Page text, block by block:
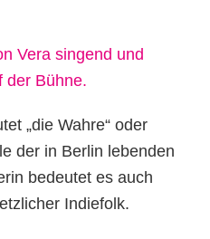
„die Wahre“ oder
der in Berlin lebenden
bedeutet es auch
Indiefolk.